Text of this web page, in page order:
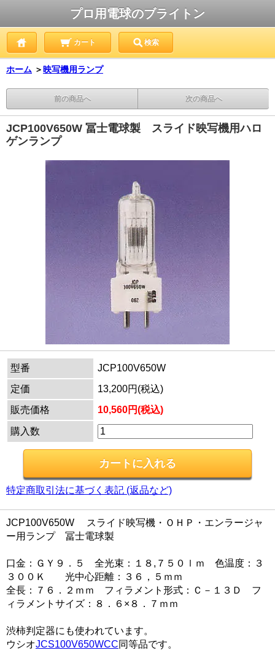
プロ用電球のブライトン
カート 検索
ホーム ＞ 映写機用ランプ
前の商品へ 次の商品へ
JCP100V650W 冨士電球製 スライド映写機用ハロ
ゲンランプ
型番
JCP100V650W
定価
13,200円(税込)
販売価格
10,560円(税込)
購入数
特定商取引法に基づく表記 (返品など)
JCP100V650W スライド映写機・ＯＨＰ・エンラージャ
ー用ランプ 冨士電球製
口金：ＧＹ９．５ 全光束：１８,７５０ｌｍ 色温度：３
３００Ｋ 光中心距離：３６，５ｍｍ
全長：７６．２ｍｍ フィラメント形式：Ｃ－１３Ｄ フ
ィラメントサイズ：８．６×８．７ｍｍ
渋柿判定器にも使われています。
ウシオJCS100V650WCC同等品です。